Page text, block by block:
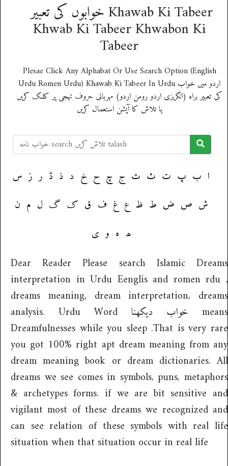
‎ خوابوں کی تعبیر Khawab Ki Tabeer
Khwab Ki Tabeer Khwabon Ki
Tabeer
Plesae Click Any Alphabat Or Use Search Option (English
Urdu Romen Urdu) Khawab Ki Tabeer In Urdu اردو میں خواب
کی تعبیر براہ (انگریزی اردو رومن اردو) مہربانی حروف تہجی پر کلک کریں
یا تلاش کا آپشن استعمال کریں
ا ب پ ت ث ٹ ج چ ح خ د ذ ڈ ر ز س
ش ص ض ط ظ ع غ ف ق ک گ ل م ن
ھ ہ و ی
Dear Reader Please search Islamic Dreams
interpretation in Urdu Eenglis and romen rdu ,
dreams meaning, dream interpretation, dreams
analysis. Urdu Word خواب دیکھنا means
Dreamfulnesses while you sleep .That is very rare
you got 100% right apt dream meaning from any
dream meaning book or dream dictionaries. All
dreams we see comes in symbols, puns, metaphors
& archetypes forms. if we are bit sensitive and
vigilant most of these dreams we recognized and
can see relation of these symbols with real life
situation when that situation occur in real life